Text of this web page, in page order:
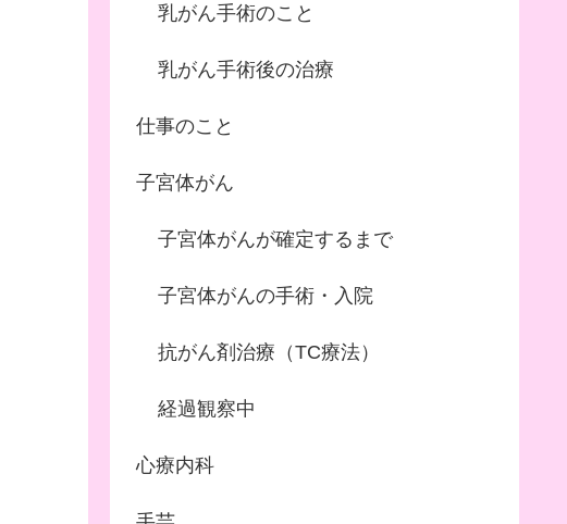
乳がん手術のこと
乳がん手術後の治療
仕事のこと
子宮体がん
子宮体がんが確定するまで
子宮体がんの手術・入院
抗がん剤治療（TC療法）
経過観察中
心療内科